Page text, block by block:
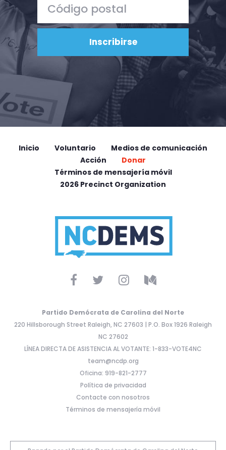
Inicio Voluntario
Medios de comunicación
Acción
Donar
Términos de mensajería móvil
2026 Precinct Organization
Partido Demócrata de Carolina del Norte
220 Hillsborough Street Raleigh, NC 27603 | P.O. Box 1926 Raleigh
NC 27602
LÍNEA DIRECTA DE ASISTENCIA AL VOTANTE: 1-833-VOTE4NC
team@ncdp.org
Oficina: 919-821-2777
Política de privacidad
Contacte con nosotros
Términos de mensajería móvil